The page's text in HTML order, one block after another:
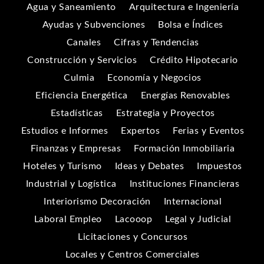
Agua y Saneamiento
Arquitectura e Ingeniería
Ayudas y Subvenciones
Bolsa e Índices
Canales
Cifras y Tendencias
Construcción y Servicios
Crédito Hipotecario
Culmia
Economía y Negocios
Eficiencia Energética
Energías Renovables
Estadísticas
Estrategia y Proyectos
Estudios e Informes
Expertos
Ferias y Eventos
Finanzas y Empresas
Formación Inmobiliaria
Hoteles y Turismo
Ideas y Debates
Impuestos
Industrial y Logística
Instituciones Financieras
Interiorismo Decoración
Internacional
Laboral Empleo
Lacooop
Legal y Judicial
Licitaciones y Concursos
Locales y Centros Comerciales